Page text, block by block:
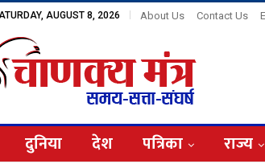
AUGUST 8, 2026 About Us Contact Us
दुनिया देश पत्रिका राज्य